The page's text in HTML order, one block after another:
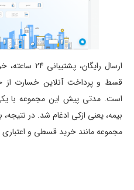
ارسال
قسط و پرداخت آنلاین خسارت از
است. مدتی پیش این مجموعه با
بیمه، یعنی ازکی ادغام شد. در نتیجه،
مجموعه مانند خرید قسطی و اعتباری